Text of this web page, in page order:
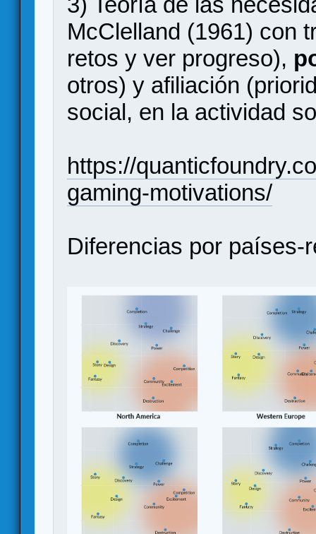
McClelland (1961) con
retos y ver progreso),
otros) y afiliación
social, en la actividad
https://
gaming-motivations/
Diferencias por países-